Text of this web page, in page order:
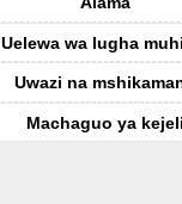
Uelewa wa lugha
Uwazi na
Machaguo ya kejeli